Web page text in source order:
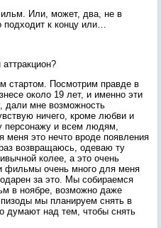
Или, может, два, не в
подходит к концу или…
стартом. Посмотрим правде в
около 19 лет, и именно эти
дали мне возможность
ничего, кроме любви и
персонажу и всем людям,
это нечто вроде появления
возвращаюсь, одеваю ту
колее, а это очень
фильмы очень много для меня
за это. Мы собираемся
в ноябре, возможно даже
мы планируем снять в
думают над тем, чтобы снять